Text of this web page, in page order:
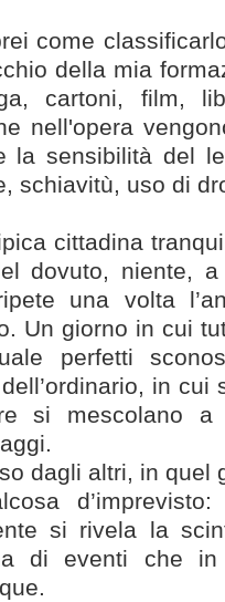
come
della mia
cartoni, film,
nell'opera
la sensibilità del
schiavitù, uso di
cittadina
dovuto, niente,
una volta
Un giorno in cui
perfetti
in cui
si mescolano
dagli altri, in quel
si rivela la
di eventi che